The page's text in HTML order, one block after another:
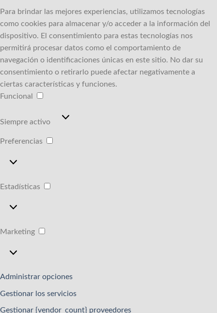
Para brindar las mejores experiencias, utilizamos tecnologías
como cookies para almacenar y/o acceder a la información del
dispositivo. El consentimiento para estas tecnologías nos
permitirá procesar datos como el comportamiento de
navegación o identificaciones únicas en este sitio. No dar su
consentimiento o retirarlo puede afectar negativamente a
ciertas características y funciones.
Funcional
Siempre activo
Preferencias
Preferencias
Estadísticas
Estadísticas
Marketing
Marketing
Administrar opciones
Gestionar los servicios
Gestionar {vendor_count} proveedores